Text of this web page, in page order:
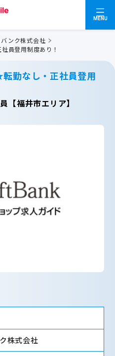
MENU
ンク株式会社
員登用制度あり！
勤なし・正社員登用
【福井市エリア】
株式会社